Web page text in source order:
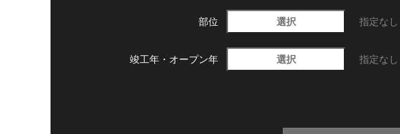
部位 選択 指定なし
竣工年・ オープン年 選択 指定なし